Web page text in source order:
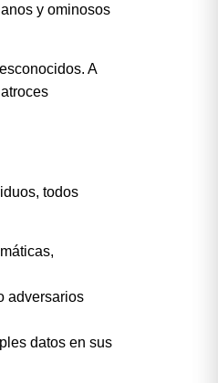
y ominosos
A
todos
adversarios
datos en sus